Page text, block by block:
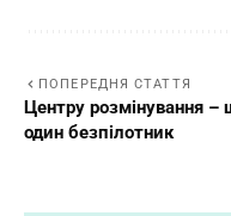
ПОПЕРЕДНЯ СТАТТЯ
Центру розмінування –
один безпілотник